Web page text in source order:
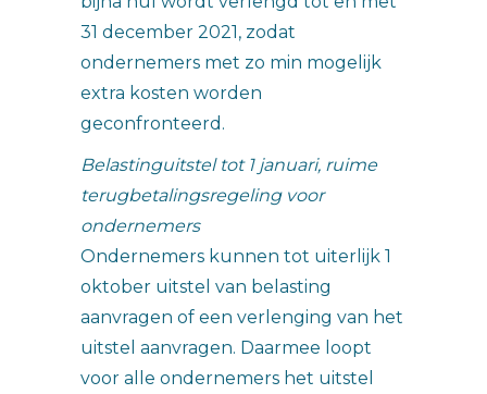
31 december 2021, zodat
ondernemers met zo min mogelijk
extra kosten worden
geconfronteerd.
Belastinguitstel tot 1 januari, ruime
terugbetalingsregeling voor
ondernemers
Ondernemers kunnen tot uiterlijk 1
oktober uitstel van belasting
aanvragen of een verlenging van het
uitstel aanvragen. Daarmee loopt
voor alle ondernemers het uitstel